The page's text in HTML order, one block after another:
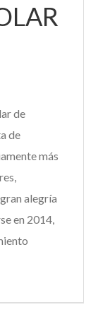
de
de
más
alegría
en 2014,